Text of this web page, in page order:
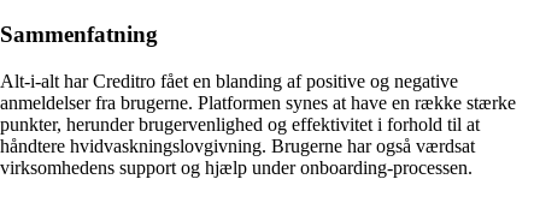
Sammenfatning
Alt-i-alt har Creditro fået en blanding af positive og negative
anmeldelser fra brugerne. Platformen synes at have en række stærke
punkter, herunder brugervenlighed og effektivitet i forhold til at
håndtere hvidvaskningslovgivning. Brugerne har også værdsat
virksomhedens support og hjælp under onboarding-processen.